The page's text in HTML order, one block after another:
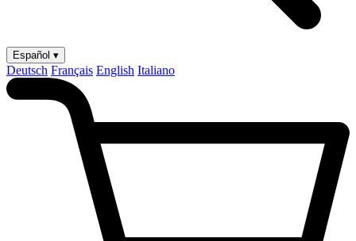
Español ▾
Deutsch Français English Italiano